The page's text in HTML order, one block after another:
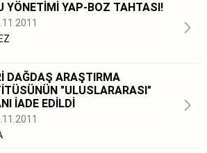
YÖNETİMİ YAP-BOZ TAHTASI!
DAĞDAŞ ARAŞTIRMA
"ULUSLARARASI"
İADE EDİLDİ